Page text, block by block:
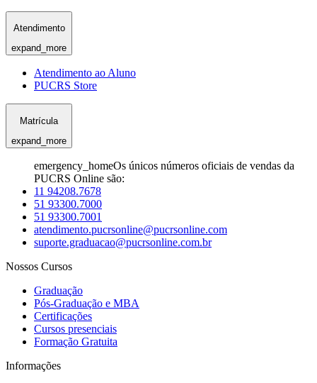
Atendimento
expand_more
Atendimento ao Aluno
PUCRS Store
Matrícula
expand_more
emergency_homeOs únicos números oficiais de vendas da
PUCRS Online são:
11 94208.7678
51 93300.7000
51 93300.7001
atendimento.pucrsonline@pucrsonline.com
suporte.graduacao@pucrsonline.com.br
Nossos Cursos
Graduação
Pós-Graduação e MBA
Certificações
Cursos presenciais
Formação Gratuita
Informações